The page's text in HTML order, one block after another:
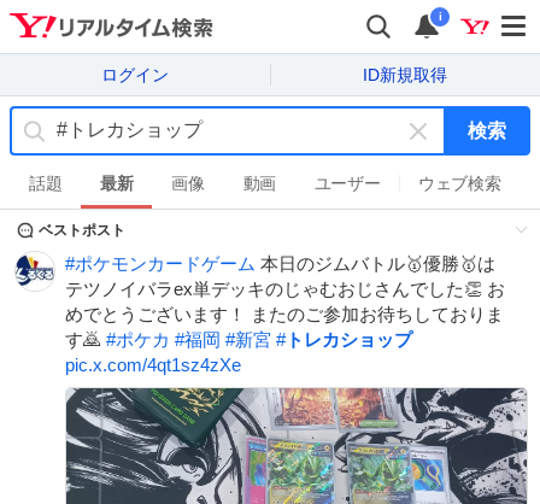
i
ログイン ID新規取得
キ
ー
ワ
ド
を
消
検索
話題 最新 画像 動画 ユーザー ウェブ検索
ベストポスト
#ポケモンカードゲーム 本日のジムバトル🥇優勝🥇は
テツノイバラex単デッキのじゃむおじさんでした👏 お
めでとうございます！ またのご参加お待ちしておりま
す🙇 #ポケカ #福岡 #新宮 #トレカショップ
pic.x.com/4qt1sz4zXe